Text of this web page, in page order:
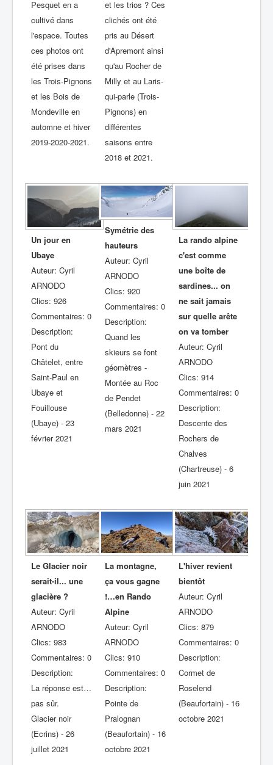
Pesquet en a
cultivé dans
l'espace. Toutes
ces photos ont
été prises dans
les Trois-Pignons
et les Bois de
Mondeville en
automne et hiver
2019-2020-2021.
et les trios ? Ces
clichés ont été
pris au Désert
d'Apremont ainsi
qu'au Rocher de
Milly et au Laris-
qui-parle (Trois-
Pignons) en
différentes
saisons entre
2018 et 2021.
Un jour en
Ubaye
Auteur: Cyril
ARNODO
Clics: 926
Commentaires: 0
Description:
Pont du
Châtelet, entre
Saint-Paul en
Ubaye et
Fouillouse
(Ubaye) - 23
février 2021
Symétrie des
hauteurs
Auteur: Cyril
ARNODO
Clics: 920
Commentaires: 0
Description:
Quand les
skieurs se font
géomètres -
Montée au Roc
de Pendet
(Belledonne) - 22
mars 2021
La rando alpine
c'est comme
une boîte de
sardines... on
ne sait jamais
sur quelle arête
on va tomber
Auteur: Cyril
ARNODO
Clics: 914
Commentaires: 0
Description:
Descente des
Rochers de
Chalves
(Chartreuse) - 6
juin 2021
Le Glacier noir
serait-il... une
glacière ?
Auteur: Cyril
ARNODO
Clics: 983
Commentaires: 0
Description:
La réponse est…
pas sûr.
Glacier noir
(Ecrins) - 26
juillet 2021
La montagne,
ça vous gagne
!…en Rando
Alpine
Auteur: Cyril
ARNODO
Clics: 910
Commentaires: 0
Description:
Pointe de
Pralognan
(Beaufortain) - 16
octobre 2021
L'hiver revient
bientôt
Auteur: Cyril
ARNODO
Clics: 879
Commentaires: 0
Description:
Cormet de
Roselend
(Beaufortain) - 16
octobre 2021